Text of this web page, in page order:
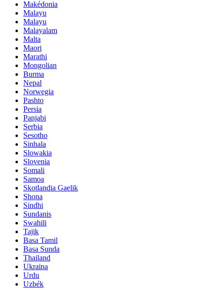
Makédonia
Malayu
Malayu
Malayalam
Malta
Maori
Marathi
Mongolian
Burma
Nepal
Norwegia
Pashto
Persia
Panjabi
Serbia
Sesotho
Sinhala
Slowakia
Slovenia
Somali
Samoa
Skotlandia Gaelik
Shona
Sindhi
Sundanis
Swahili
Tajik
Basa Tamil
Basa Sunda
Thailand
Ukraina
Urdu
Uzbék